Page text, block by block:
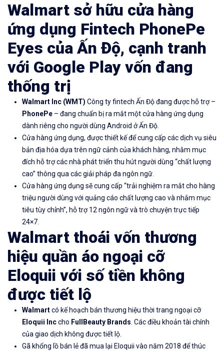
Walmart sở hữu cửa hàng
ứng dụng Fintech PhonePe
Eyes của Ấn Độ, cạnh tranh
với Google Play vốn đang
thống trị
Walmart Inc (WMT) Công ty fintech Ấn Độ đang được hỗ trợ –
PhonePe – đang chuẩn bị ra mắt một cửa hàng ứng dụng
dành riêng cho người dùng Android ở Ấn Độ.
Cửa hàng ứng dụng, được thiết kế để cung cấp các dịch vụ siêu
bản địa hóa dựa trên ngữ cảnh của khách hàng, nhằm mục
đích hỗ trợ các nhà phát triển thu hút người dùng “chất lượng
cao” thông qua các giải pháp đa ngôn ngữ.
Cửa hàng ứng dụng sẽ cung cấp “trải nghiệm ra mắt cho hàng
triệu người dùng với quảng cáo chất lượng cao và nhắm mục
tiêu tùy chỉnh”, hỗ trợ 12 ngôn ngữ và trò chuyện trực tiếp
24×7.
Walmart thoái vốn thương
hiệu quần áo ngoại cỡ
Eloquii với số tiền không
được tiết lộ
Walmartcó kế hoạch bán thương hiệu thời trang ngoại cỡ
Eloquii Inccho FullBeauty Brands. Các điều khoản tài chính
của giao dịch không được tiết lộ.
Gã khổng lồ bán lẻ đã mua lại Eloquii vào năm 2018 để thúc